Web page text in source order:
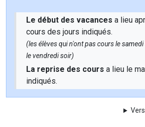
Le début des vacances a lieu
cours des jours indiqués.
(les élèves qui n'ont pas cours le
le vendredi soir)
La reprise des cours a lieu le
indiqués.